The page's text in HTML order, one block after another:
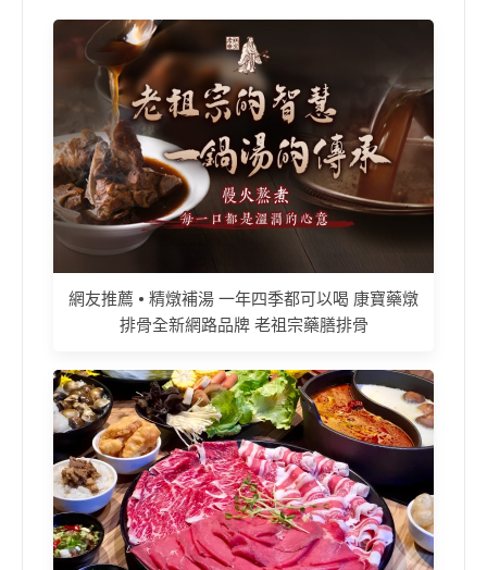
網友推薦 • 精燉補湯 一年四季都可以喝 康寶藥燉
排骨全新網路品牌 老祖宗藥膳排骨